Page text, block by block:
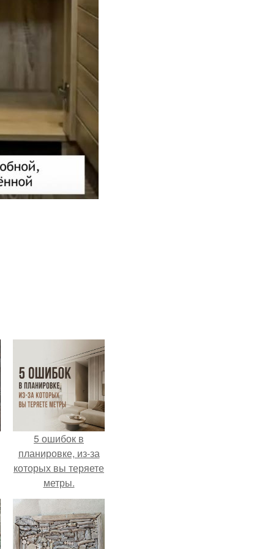
5 ошибок в
планировке, из-за
которых вы теряете
метры.